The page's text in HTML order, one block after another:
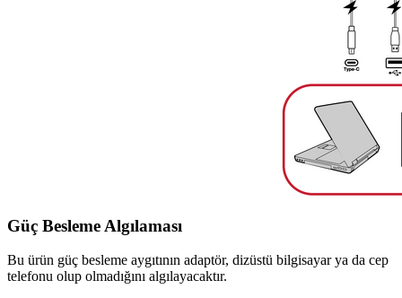
Güç Besleme Algılaması
Bu ürün güç besleme aygıtının adaptör, dizüstü bilgisayar ya da cep
telefonu olup olmadığını algılayacaktır.